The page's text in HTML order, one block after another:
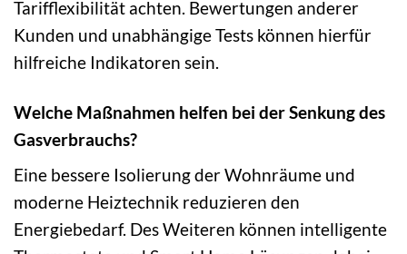
Tarifflexibilität achten. Bewertungen anderer
Kunden und unabhängige Tests können hierfür
hilfreiche Indikatoren sein.
Welche Maßnahmen helfen bei der Senkung des
Gasverbrauchs?
Eine bessere Isolierung der Wohnräume und
moderne Heiztechnik reduzieren den
Energiebedarf. Des Weiteren können intelligente